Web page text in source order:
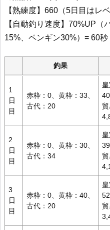
【熟練度】660（5日目はレ
【自動釣り速度】70%UP（
15%、ペンギン30%）= 60秒
釣果
1
日
目
赤枠：0、黄枠：33、
古代：20
皇
貿
2
日
目
赤枠：0、黄枠：30、
古代：34
皇
貿
3
日
目
赤枠：0、黄枠：40、
古代：20
皇
貿